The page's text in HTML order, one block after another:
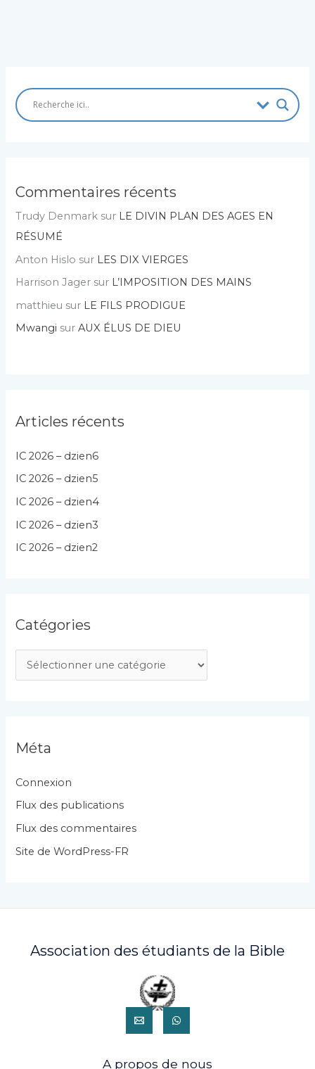
Commentaires récents
Trudy Denmark sur LE DIVIN PLAN DES AGES EN
RÉSUMÉ
Anton Hislo sur LES DIX VIERGES
Harrison Jager sur L’IMPOSITION DES MAINS
matthieu sur LE FILS PRODIGUE
Mwangi surAUX ÉLUS DE DIEU
Articles récents
IC 2026 – dzien6
IC 2026 – dzien5
IC 2026 – dzien4
IC 2026 – dzien3
IC 2026 – dzien2
Catégories
a
g
r
i
e
Méta
Connexion
Flux des publications
Flux des commentaires
Site de WordPress-FR
Association des étudiants de la Bible
A propos de nous